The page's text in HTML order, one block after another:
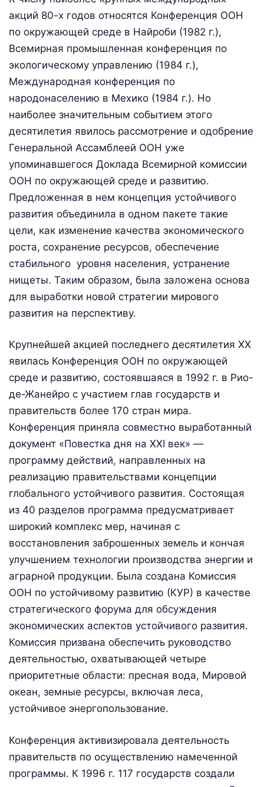
акций 80-х годов относятся Конференция ООН
по окружающей среде в Найроби (1982 г.),
Всемирная промышленная конференция по
экологическому управлению (1984 г.),
Международная конференция по
народонаселению в Мехико (1984 г.). Но
наиболее значительным событием этого
десятилетия явилось рассмотрение и одобрение
Генеральной Ассамблеей ООН уже
упоминавшегося Доклада Всемирной комиссии
ООН по окружающей среде и развитию.
Предложенная в нем концепция устойчивого
развития объединила в одном пакете такие
цели, как изменение качества экономического
роста, сохранение ресурсов, обеспечение
стабильного уровня населения, устранение
нищеты. Таким образом, была заложена основа
для выработки новой стратегии мирового
развития на перспективу.
Крупнейшей акцией последнего десятилетия XX
явилась Конференция ООН по окружающей
среде и развитию, состоявшаяся в 1992 г. в Рио-
де-Жанейро с участием глав государств и
правительств более 170 стран мира.
Конференция приняла совместно выработанный
документ «Повестка дня на XXI век» —
программу действий, направленных на
реализацию правительствами концепции
глобального устойчивого развития. Состоящая
из 40 разделов программа предусматривает
широкий комплекс мер, начиная с
восстановления заброшенных земель и кончая
улучшением технологии производства энергии и
аграрной продукции. Была создана Комиссия
ООН по устойчивому развитию (КУР) в качестве
стратегического форума для обсуждения
экономических аспектов устойчивого развития.
Комиссия призвана обеспечить руководство
деятельностью, охватывающей четыре
приоритетные области: пресная вода, Мировой
океан, земные ресурсы, включая леса,
устойчивое энергопользование.
Конференция активизировала деятельность
правительств по осуществлению намеченной
программы. К 1996 г. 117 государств создали